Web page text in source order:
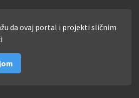
da ovaj portal i projekti sličnim